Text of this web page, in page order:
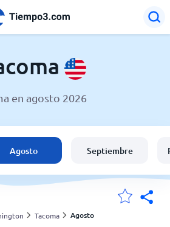
en agosto 2026
Agosto Septiembre
Tacoma Agosto